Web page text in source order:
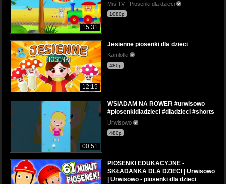
15:31
Miś TV - Piosenki dla dzieci
1080p
12:15
Jesienne piosenki dla dzieci
Kamlotki
480p
00:51
WSIADAM NA ROWER #urwisowo
#piosenkidladzieci #dladzieci #shorts
Urwisowo
480p
PIOSENKI EDUKACYJNE -
SKŁADANKA DLA DZIECI | Urwisowo
| Urwisowo - piosenki dla dzieci